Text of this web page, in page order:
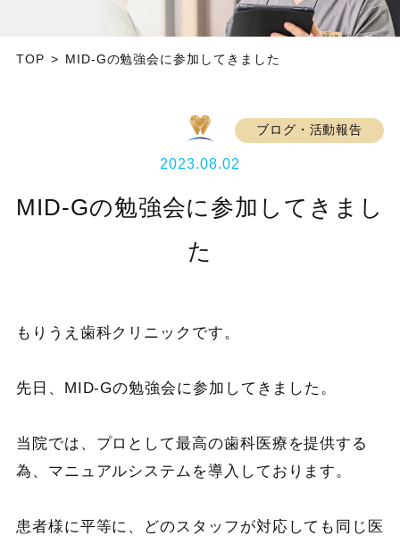
TOP MID-Gの勉強会に参加してきました
2023.08.02
MID-Gの勉強会に参加してきまし
た
ブログ・活動報告
もりうえ歯科クリニックです。
先日、MID-Gの勉強会に参加してきました。
当院では、プロとして最高の歯科医療を提供する
為、マニュアルシステムを導入しております。
患者様に平等に、どのスタッフが対応しても同じ医